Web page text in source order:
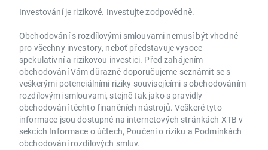
Investování je rizikové. Investujte zodpovědně.
Obchodování s rozdílovými smlouvami nemusí být vhodné
pro všechny investory, neboť představuje vysoce
spekulativní a rizikovou investici. Před zahájením
obchodování Vám důrazně doporučujeme seznámit se s
veškerými potenciálními riziky souvisejícími s obchodováním
rozdílovými smlouvami, stejně tak jako s pravidly
obchodování těchto finančních nástrojů. Veškeré tyto
informace jsou dostupné na internetových stránkách XTB v
sekcích Informace o účtech, Poučení o riziku a Podmínkách
obchodování rozdílových smluv.